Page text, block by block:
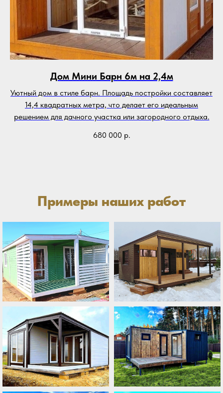
Дом Мини Барн 6м на 2,4м
Уютный дом в стиле барн. Площадь постройки составляет
14,4 квадратных метра, что делает его идеальным
решением для дачного участка или загородного отдыха.
680 000 р.
Примеры наших работ